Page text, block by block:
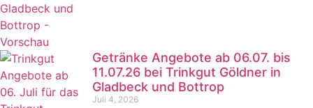
Getränke Angebote ab 06.07. bis
11.07.26 bei Trinkgut Göldner in
Gladbeck und Bottrop
Juli 4, 2026